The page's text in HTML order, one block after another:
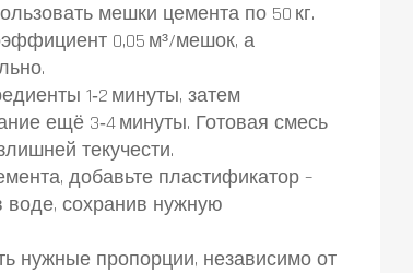
мешки цемента по 50 кг.
0,05 м³/мешок, а
1‑2 минуты, затем
ещё 3‑4 минуты. Готовая смесь
текучести.
добавьте пластификатор –
воде, сохранив нужную
нужные пропорции, независимо от